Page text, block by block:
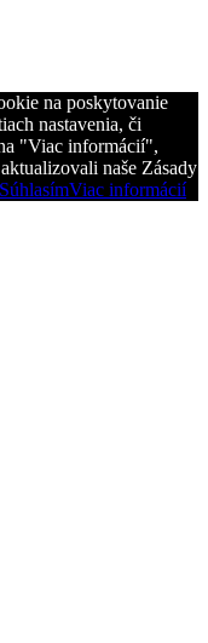
na poskytovanie
nastavenia, či
"Viac informácií",
naše Zásady
SúhlasímViac informácií